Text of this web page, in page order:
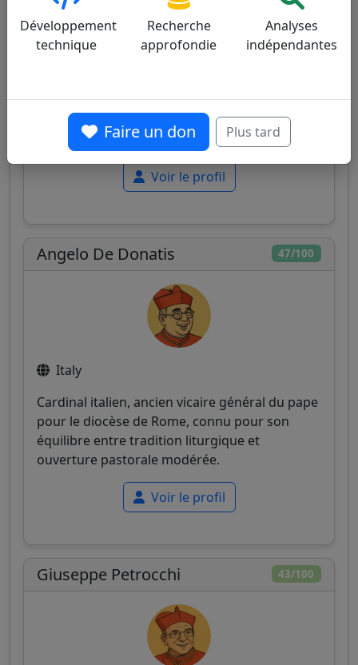
Madagascar
traditionalistes, son attachement à la liturgie
classique et sa défense vigoureuse de la
doctrine morale catholique.
Voir le profil
47/100
Angelo De Donatis
Italy
Cardinal italien, ancien vicaire général du pape
pour le diocèse de Rome, connu pour son
équilibre entre tradition liturgique et
ouverture pastorale modérée.
Voir le profil
43/100
Giuseppe Petrocchi
Développement
technique
Recherche
approfondie
Analyses
indépendantes
Faire un don Plus tard